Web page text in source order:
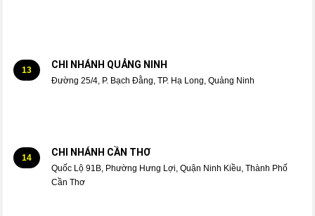
13 CHI NHÁNH QUẢNG NINH
Đường 25/4, P. Bạch Đằng, TP. Hạ Long, Quảng Ninh
14 CHI NHÁNH CẦN THƠ
Quốc Lộ 91B, Phường Hưng Lợi, Quận Ninh Kiều, Thành Phố
Cần Thơ